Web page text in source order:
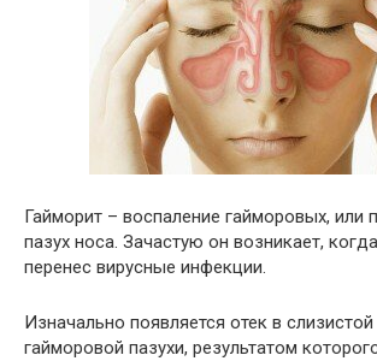
Гайморит – воспаление гайморовых, или
пазух носа. Зачастую он возникает,
перенес вирусные инфекции.
Изначально появляется отек в
гайморовой пазухи, результатом